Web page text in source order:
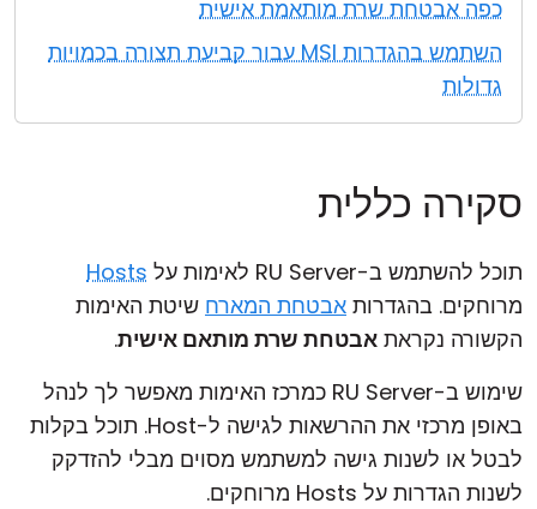
כפה אבטחת שרת מותאמת אישית
השתמש בהגדרות MSI עבור קביעת תצורה בכמויות
גדולות
סקירה כללית
תוכל להשתמש ב-RU Server לאימות על
Hosts
מרוחקים. בהגדרות אבטחת המארח שיטת האימות
הקשורה נקראת אבטחת שרת מותאם אישית.
שימוש ב-RU Server כמרכז האימות מאפשר לך לנהל
באופן מרכזי את ההרשאות לגישה ל-Host. תוכל בקלות
לבטל או לשנות גישה למשתמש מסוים מבלי להזדקק
לשנות הגדרות על Hosts מרוחקים.